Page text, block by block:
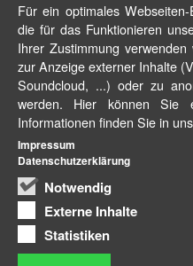
Für ein optimales
die für das Funktionieren
Ihrer Zustimmung
zur Anzeige externer Inhalte
Soundcloud, ...) oder zu
werden. Hier können Sie
Informationen finden Sie in
Notwendig
Externe Inhalte
Statistiken
Impressum
Datenschutzerklärung